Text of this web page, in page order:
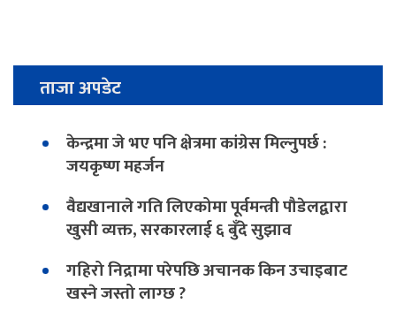
ताजा अपडेट
केन्द्रमा जे भए पनि क्षेत्रमा कांग्रेस मिल्नुपर्छ :
जयकृष्ण महर्जन
वैद्यखानाले गति लिएकोमा पूर्वमन्त्री पौडेलद्वारा
खुसी व्यक्त, सरकारलाई ६ बुँदे सुझाव
गहिरो निद्रामा परेपछि अचानक किन उचाइबाट
खस्ने जस्तो लाग्छ ?